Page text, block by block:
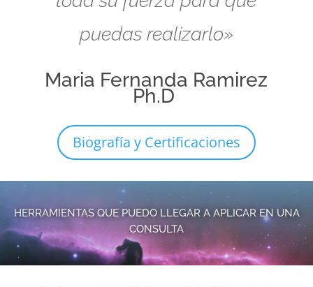
puedas realizarlo»
Maria Fernanda Ramirez
Ph.D
Biografía y Certificaciones
HERRAMIENTAS QUE PUEDO LLEGAR A APLICAR EN UNA
CONSULTA